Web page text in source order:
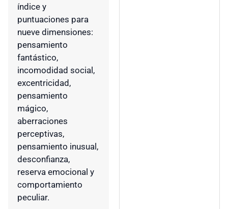
índice y
puntuaciones para
nueve dimensiones:
pensamiento
fantástico,
incomodidad social,
excentricidad,
pensamiento
mágico,
aberraciones
perceptivas,
pensamiento inusual,
desconfianza,
reserva emocional y
comportamiento
peculiar.